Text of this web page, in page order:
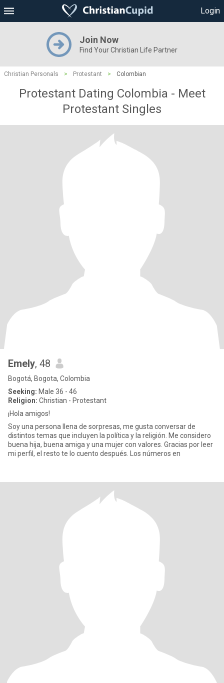
Login
Join Now
Find Your Christian Life Partner
Christian Personals > Protestant > Colombian
Protestant Dating Colombia - Meet
Protestant Singles
Emely, 48
Bogotá, Bogota, Colombia
Seeking: Male 36 - 46
Religion: Christian - Protestant
¡Hola amigos!
Soy una persona llena de sorpresas, me gusta conversar de
distintos temas que incluyen la política y la religión. Me considero
buena hija, buena amiga y una mujer con valores. Gracias por leer
mi perfil, el resto te lo cuento después. Los números en